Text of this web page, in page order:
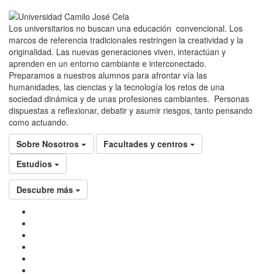
Los universitarios no buscan una educación convencional. Los
marcos de referencia tradicionales restringen la creatividad y la
originalidad. Las nuevas generaciones viven, interactúan y
aprenden en un entorno cambiante e interconectado.
Preparamos a nuestros alumnos para afrontar vía las
humanidades, las ciencias y la tecnología los retos de una
sociedad dinámica y de unas profesiones cambiantes. Personas
dispuestas a reflexionar, debatir y asumir riesgos, tanto pensando
como actuando.
Sobre Nosotros
Facultades y centros
Estudios
Descubre más